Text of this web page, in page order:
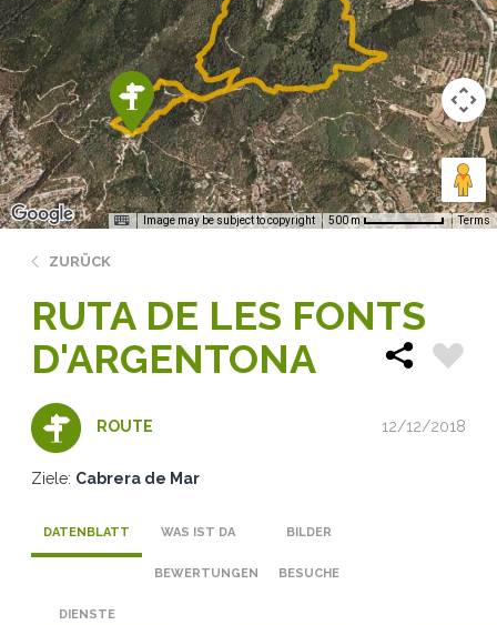
Image may be subject to copyright 500 m Terms
ZURÜCK
RUTA DE LES FONTS
D'ARGENTONA
ROUTE 12/12/2018
Ziele: Cabrera de Mar
DATENBLATT WAS IST DA BILDER
BEWERTUNGEN BESUCHE
DIENSTE